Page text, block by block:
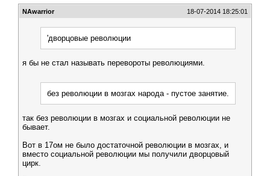
NAwarrior 18-07-2014 18:25:01
'дворцовые революции
я бы не стал называть перевороты революциями.
без революции в мозгах народа - пустое занятие.
так без революции в мозгах и социальной революции не
бывает.
Вот в 17ом не было достаточной революции в мозгах, и
вместо социальной революции мы получили дворцовый
цирк.